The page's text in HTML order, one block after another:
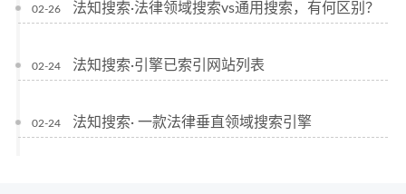
02-26 法知搜索·法律领域搜索vs通用搜索，有何区别？
02-24 法知搜索·引擎已索引网站列表
02-24 法知搜索· 一款法律垂直领域搜索引擎